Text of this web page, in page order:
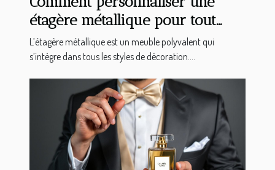
étagère métallique pour tout
type d'intérieur ?
L’étagère métallique est un meuble polyvalent qui
s’intègre dans tous les styles de décoration....